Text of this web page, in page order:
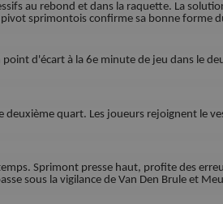
au rebond et dans la raquette. La
sprimontois confirme sa bonne forme
d'écart à la 6e minute de jeu dans le
deuxième quart. Les joueurs rejoignent le
Sprimont presse haut, profite des
sous la vigilance de Van Den Brule et